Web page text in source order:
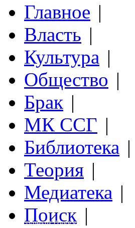
Главное |
Власть |
Культура |
Общество |
Брак |
МК ССГ |
Библиотека |
Теория |
Медиатека |
Поиск |
Структурный Гороскоп